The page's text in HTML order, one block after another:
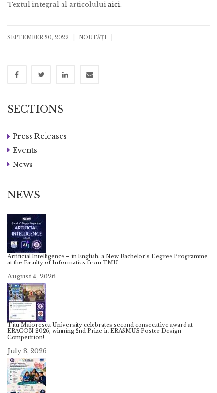
Textul integral al articolului aici.
SEPTEMBER 20, 2022 NOUTĂȚI
SECTIONS
Press Releases
Events
News
NEWS
Artificial Intelligence – in English, a New Bachelor’s Degree Programme
at the Faculty of Informatics from TMU
August 4, 2026
Titu Maiorescu University celebrates second consecutive award at
ERACON 2026, winning 2nd Prize in ERASMUS Poster Design
Competition!
July 8, 2026